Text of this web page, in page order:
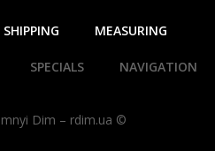
SHIPPING MEASURING
SPECIALS NAVIGATION
Dim – rdim.ua ©